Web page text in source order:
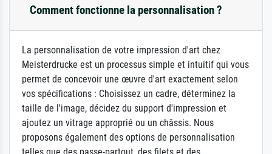
Comment fonctionne la personnalisation ?
La personnalisation de votre impression d'art chez
Meisterdrucke est un processus simple et intuitif qui vous
permet de concevoir une œuvre d'art exactement selon
vos spécifications : Choisissez un cadre, déterminez la
taille de l'image, décidez du support d'impression et
ajoutez un vitrage approprié ou un châssis. Nous
proposons également des options de personnalisation